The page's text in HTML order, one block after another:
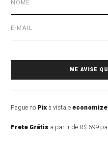
Pague no Pixà vista e economize
Frete Grátis a partir de R$ 699